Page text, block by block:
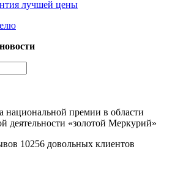
лучшей цены
национальной премии в области
деятельности «золотой Меркурий»
10256 довольных клиентов